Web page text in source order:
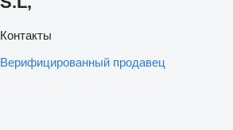
Контакты
Верифицированный продавец